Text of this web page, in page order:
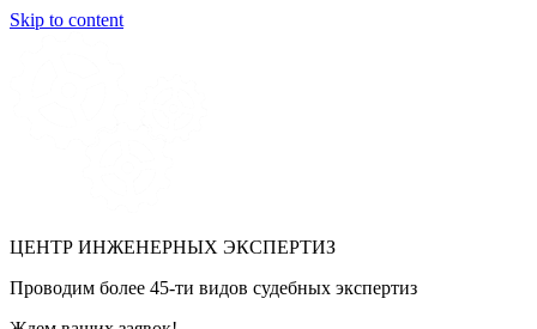
Skip to content
ЦЕНТР ИНЖЕНЕРНЫХ ЭКСПЕРТИЗ
Проводим более 45-ти видов судебных экспертиз